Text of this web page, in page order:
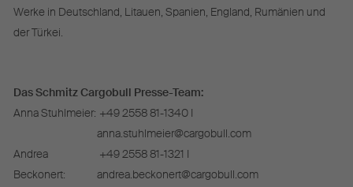
Werke in Deutschland, Litauen, Spanien, England, Rumänien und
der Türkei.
Das Schmitz Cargobull Presse-Team:
Anna Stuhlmeier: +49 2558 81-1340 I
anna.stuhlmeier@cargobull.com
Andrea
Beckonert:
+49 2558 81-1321 I
andrea.beckonert@cargobull.com